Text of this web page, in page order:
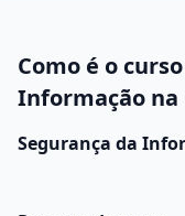
Como é o
Informação na
Segurança da